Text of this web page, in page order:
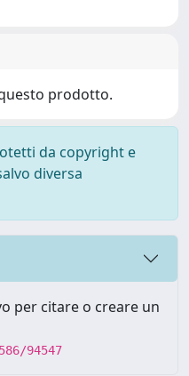
prodotto.
da copyright e
diversa
per citare o creare un
94547